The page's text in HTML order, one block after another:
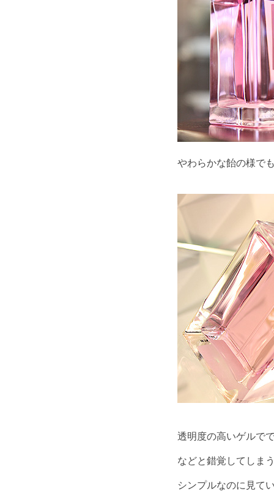
やわらかな飴の様で
透明度の高いゲルで
などと錯覚してしま
シンプルなのに見て